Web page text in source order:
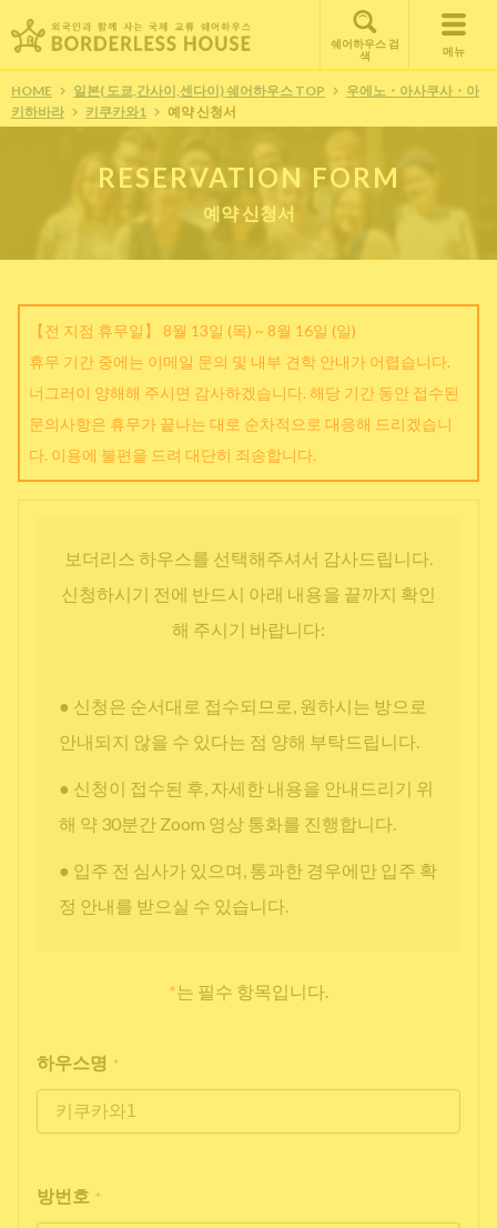
쉐어하우스 검
색
메뉴
HOME 일본( 도쿄,간사이,센다이) 쉐어하우스 TOP
우에노・아사쿠사・아
키하바라
키쿠카와1 예약 신청서
RESERVATION FORM
예약 신청서
【전 지점 휴무일】 8월 13일 (목) ~ 8월 16일 (일)
휴무 기간 중에는 이메일 문의 및 내부 견학 안내가 어렵습니다.
너그러이 양해해 주시면 감사하겠습니다. 해당 기간 동안 접수된
문의사항은 휴무가 끝나는 대로 순차적으로 대응해 드리겠습니
다. 이용에 불편을 드려 대단히 죄송합니다.
보더리스 하우스를 선택해주셔서 감사드립니다.
신청하시기 전에 반드시 아래 내용을 끝까지 확인
해 주시기 바랍니다:
● 신청은 순서대로 접수되므로, 원하시는 방으로
안내되지 않을 수 있다는 점 양해 부탁드립니다.
● 신청이 접수된 후, 자세한 내용을 안내드리기 위
해 약 30분간 Zoom 영상 통화를 진행합니다.
● 입주 전 심사가 있으며, 통과한 경우에만 입주 확
정 안내를 받으실 수 있습니다.
*는 필수 항목입니다.
하우스명 *
방번호 *